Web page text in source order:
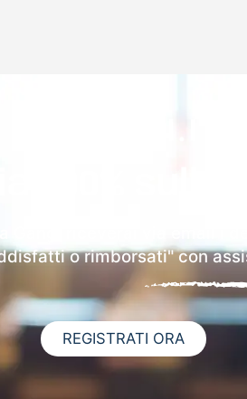
100% sulla
Gangi riceverai via email i
o rimborsati" con
REGISTRATI ORA